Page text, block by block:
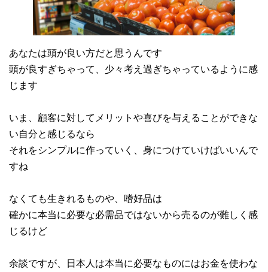
あなたは頭が良い方だと思うんです
頭が良すぎちゃって、少々考え過ぎちゃっているように感
じます
いま、顧客に対してメリットや喜びを与えることができな
い自分と感じるなら
それをシンプルに作っていく、身につけていけばいいんで
すね
なくても生きれるものや、嗜好品は
確かに本当に必要な必需品ではないから売るのが難しく感
じるけど
余談ですが、日本人は本当に必要なものにはお金を使わな